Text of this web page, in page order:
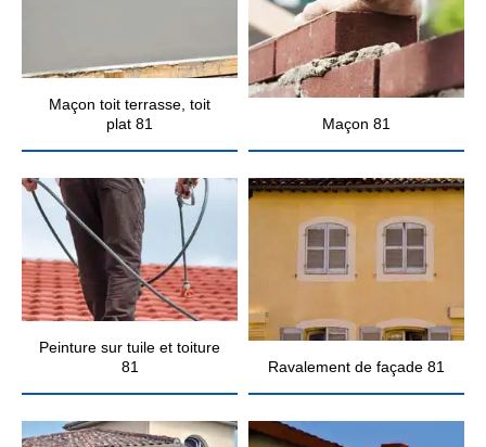
Maçon toit terrasse, toit
plat 81
Maçon 81
Peinture sur tuile et toiture
81
Ravalement de façade 81